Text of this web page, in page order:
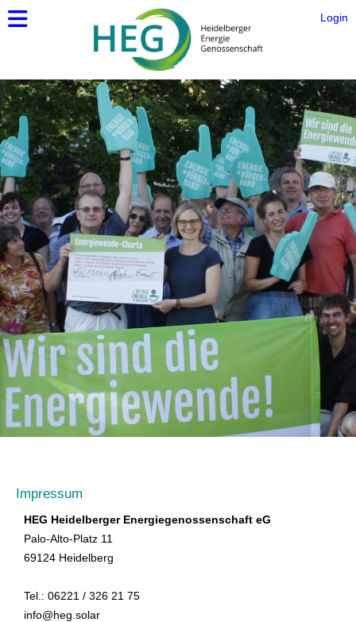
Login
Impressum
HEG Heidelberger Energiegenossenschaft eG
Palo-Alto-Platz 11
69124 Heidelberg
Tel.: 06221 / 326 21 75
info@heg.solar